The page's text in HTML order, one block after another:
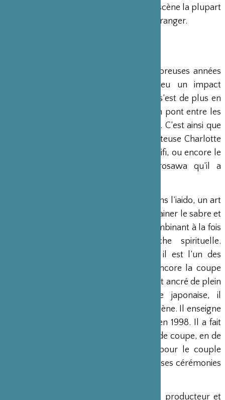
Grâce à l’association, il a pu mettre en scène la plupart
de ses textes diffusés en France et à l’étranger.
pratique depuis de nombreuses années
l’aikido. Cette pratique martiale a eu un impact
profond sur sa pratique artistique qui s’est de plus en
plus orientée vers la construction d’un pont entre les
arts de la scène et les arts du combat. C’est ainsi que
depuis 2006, il collabore avec la chanteuse Charlotte
etc., le champion de boxe Hacine Chérifi, ou encore le
maître de sabre japonais Yuta Kurosawa qu’il a
pratique depuis vingt ans l’iaido, un art
martial japonais associé à l’acte de dégainer le sabre et
de trancher en un seul mouvment, combinant à la fois
perfection des gestes et démarche spirituelle.
Personnage singulier et autodidacte, il est l’un des
rares maîtres au Japon à pratiquer encore la coupe
réelle. Influencé par le zen tout en étant ancré de plein
pied dans la réalité contemporaine japonaise, il
entretient un rapport spécifique à la scène. Il enseigne
au Nihon Butokin, le dojo qu’il a créé en 1998. Il a fait
des démonstrations d’embu, ou rituel de coupe, en de
nombreuses occasions, notamment pour le couple
royal de Suède en 1996 et de nombreuses cérémonies
est guitariste, compositeur, producteur et